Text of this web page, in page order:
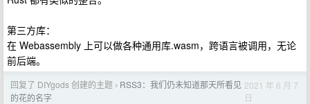
第三方库：
在 Webassembly 上可以做各种通用库.wasm，跨语言被调用，无论
前后端。
回复了 DIYgods 创建的主题 › RSS3：我们仍未知道那天所看见
的花的名字
2021 年 6 月 7
日